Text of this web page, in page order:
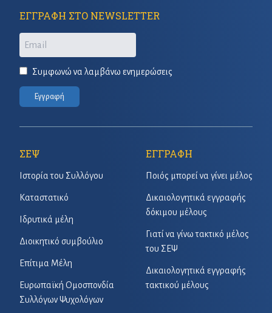
ΕΓΓΡΑΦΗ ΣΤΟ NEWSLETTER
Email
Συμφωνώ να λαμβάνω ενημερώσεις
Εγγραφή
ΣΕΨ
Ιστορία του Συλλόγου
Καταστατικό
Ιδρυτικά μέλη
Διοικητικό συμβούλιο
Επίτιμα Μέλη
Ευρωπαϊκή Ομοσπονδία
Συλλόγων Ψυχολόγων
ΕΓΓΡΑΦΗ
Ποιός μπορεί να γίνει μέλος
Δικαιολογητικά εγγραφής
δόκιμου μέλους
Γιατί να γίνω τακτικό μέλος
του ΣΕΨ
Δικαιολογητικά εγγραφής
τακτικού μέλους